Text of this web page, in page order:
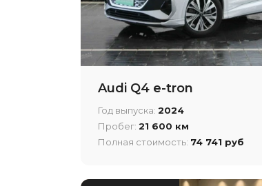
Audi Q4 e-tron
Год выпуска: 2024
Пробег: 21 600 км
Полная стоимость: 74 741 руб